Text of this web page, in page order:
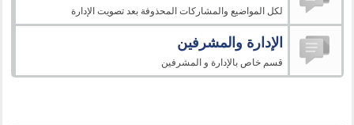
لكل المواضيع والمشاركات المحذوفة بعد تصويت الإدارة
الإدارة والمشرفين
قسم خاص بالإدارة و المشرفين